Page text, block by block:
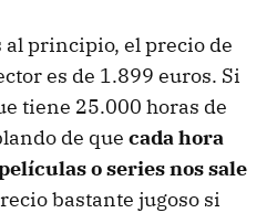
al principio, el precio de
es de 1.899 euros. Si
tiene 25.000 horas de
de que cada hora
o series nos sale
bastante jugoso si